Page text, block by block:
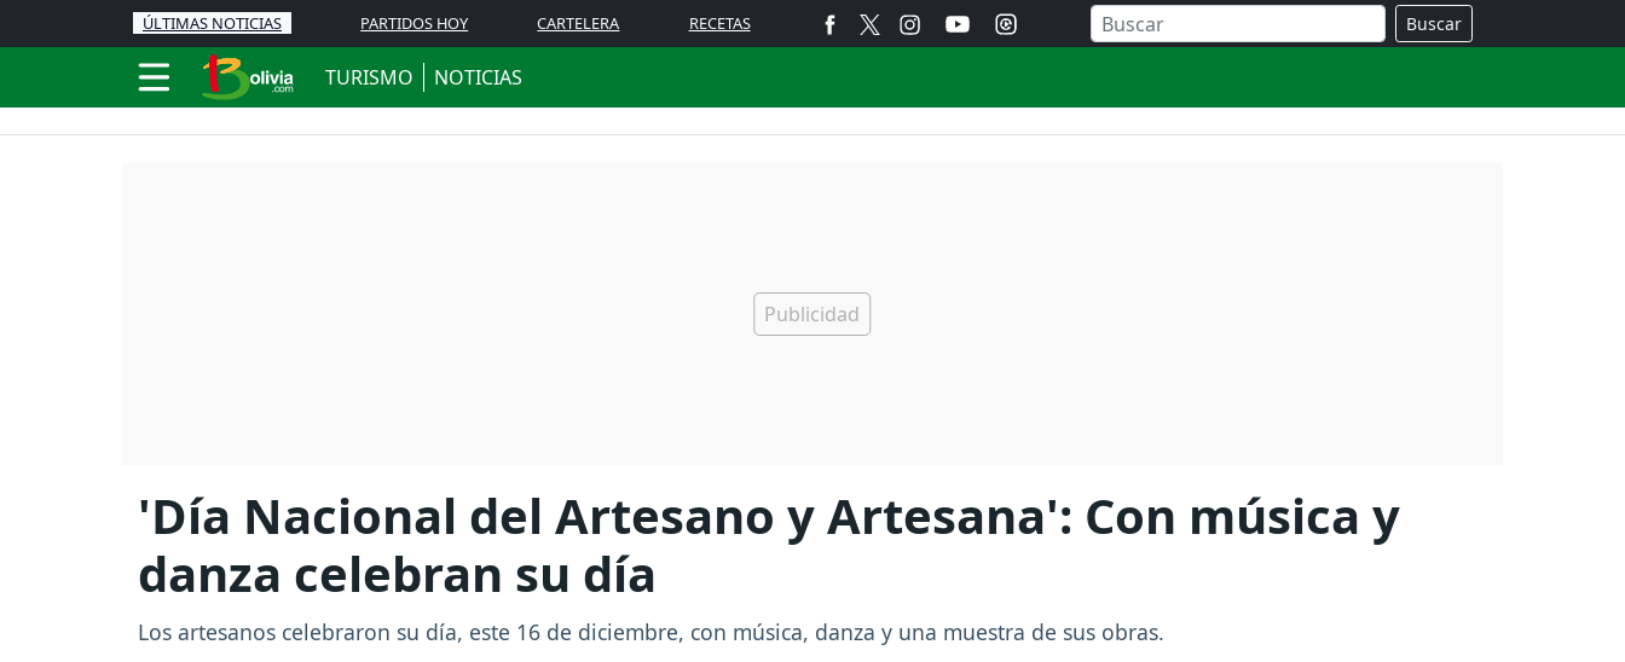
ÚLTIMAS NOTICIAS PARTIDOS HOY CARTELERA RECETAS Buscar
TURISMO NOTICIAS
'Día Nacional del Artesano y Artesana': Con música y
danza celebran su día
Los artesanos celebraron su día, este 16 de diciembre, con música, danza y una muestra de sus obras.